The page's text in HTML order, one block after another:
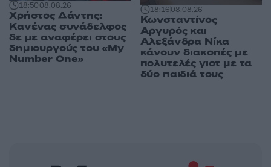
18:5008.08.26
Χρήστος Δάντης:
Κανένας συνάδελφος
δε με αναφέρει στους
δημιουργούς του «My
Number One»
18:1608.08.26
Κωνσταντίνος
Αργυρός και
Αλεξάνδρα Νίκα
κάνουν διακοπές με
πολυτελές γιοτ με τα
δύο παιδιά τους